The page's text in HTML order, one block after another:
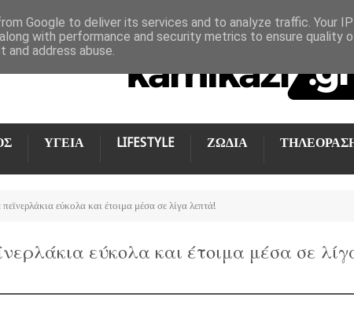
ΥΓΕΙΑ LIFESTYLE ΖΩΔΙΑ
εύκολα και έτοιμα μέσα σε λίγα λεπτά!
εύκολα και έτοιμα μέσα σε
Google to deliver its services and to analyze traffic. Your
with performance and security metrics to ensure quality
address abuse.